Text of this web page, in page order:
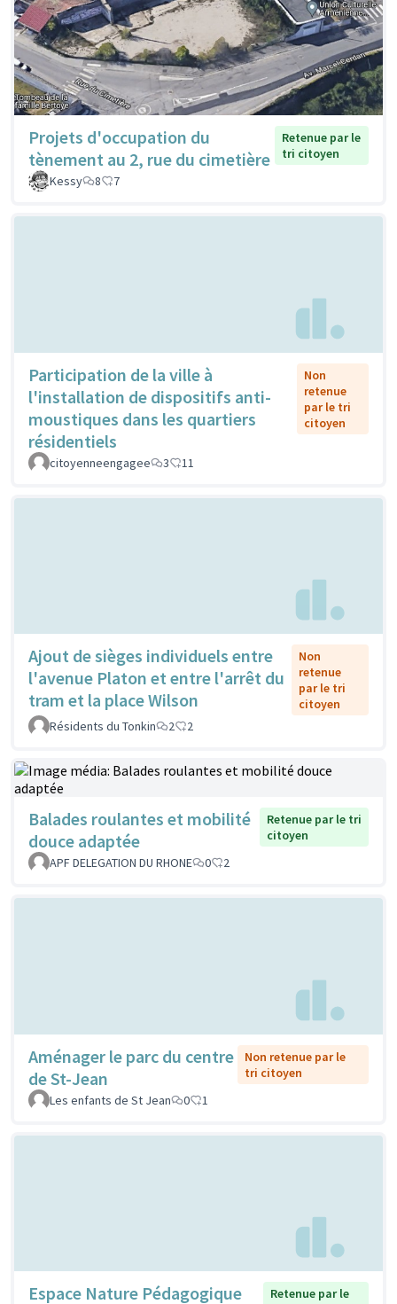
Projets d'occupation du
tènement au 2, rue du cimetière
Retenue par le
tri citoyen
Kessy
8 7
Participation de la ville à
l'installation de dispositifs anti-
moustiques dans les quartiers
résidentiels
Non
retenue
par le tri
citoyen
citoyenneengagee 3 11
Ajout de sièges individuels entre
l'avenue Platon et entre l'arrêt du
tram et la place Wilson
Non
retenue
par le tri
citoyen
Résidents du Tonkin
2 2
Balades roulantes et mobilité
douce adaptée
Retenue par le tri
citoyen
APF DELEGATION DU RHONE
0 2
Aménager le parc du centre
de St-Jean
Non retenue par le
tri citoyen
Les enfants de St Jean
0 1
Espace Nature Pédagogique
Retenue par le